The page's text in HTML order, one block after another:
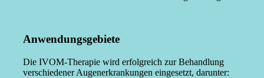
Anwendungsgebiete
Die IVOM-Therapie wird erfolg­reich zur Behandlung
verschie­dener Augen­er­kran­kungen einge­setzt, darunter: